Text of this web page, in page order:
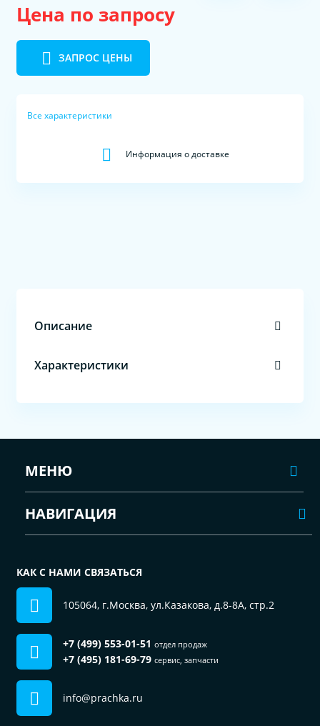
Цена по запросу
ЗАПРОС ЦЕНЫ
Все характеристики
Информация о доставке
Описание
Характеристики
МЕНЮ
НАВИГАЦИЯ
КАК С НАМИ СВЯЗАТЬСЯ
105064, г.Москва, ул.Казакова, д.8-8А, стр.2
+7 (499) 553-01-51 отдел продаж
+7 (495) 181-69-79 сервис, запчасти
info@prachka.ru